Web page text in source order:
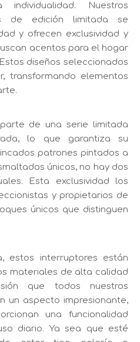
Nuestros
de edición limitada se
y ofrecen exclusividad y
acentos para el hogar
diseños seleccionados
transformando elementos
de una serie limitada
lo que garantiza su
patrones pintados a
únicos, no hay dos
Esta exclusividad los
y propietarios de
únicos que distinguen
estos interruptores están
materiales de alta calidad
que todos nuestros
un aspecto impresionante,
una funcionalidad
diario. Ya sea que esté